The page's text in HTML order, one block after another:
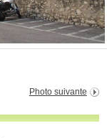
Photo suivante